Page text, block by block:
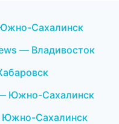
Сахалинск
— Владивосток
Южно-Сахалинск
Сахалинск